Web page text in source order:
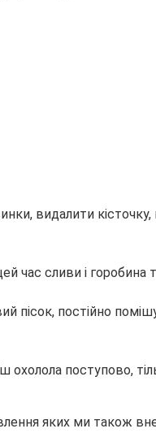
видалити
час сливи і горобина
пісок, постійно
поступово,
яких ми також